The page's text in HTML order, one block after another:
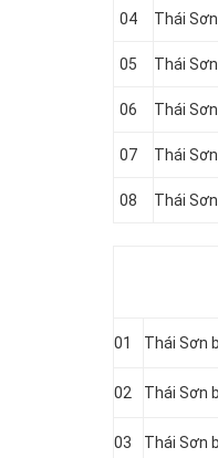
04 Thái
05 Thái
06 Thái
07 Thái
08 Thái
01 Thái Sơn
02 Thái Sơn
03 Thái Sơn